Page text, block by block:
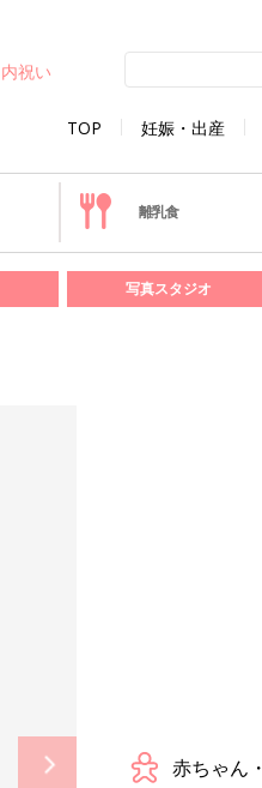
TOP 妊娠・出産
内祝い
離乳食
写真スタジオ
赤ちゃん